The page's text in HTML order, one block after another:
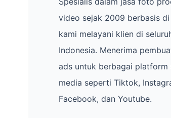
video sejak 2009 berbasis di
kami melayani klien di
Indonesia. Menerima
ads untuk berbagai platform
media seperti Tiktok,
Facebook, dan Youtube.